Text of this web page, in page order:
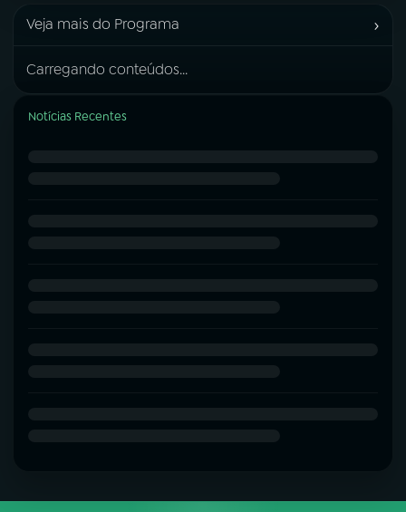
Veja mais do Programa ›
Carregando conteúdos...
Notícias Recentes